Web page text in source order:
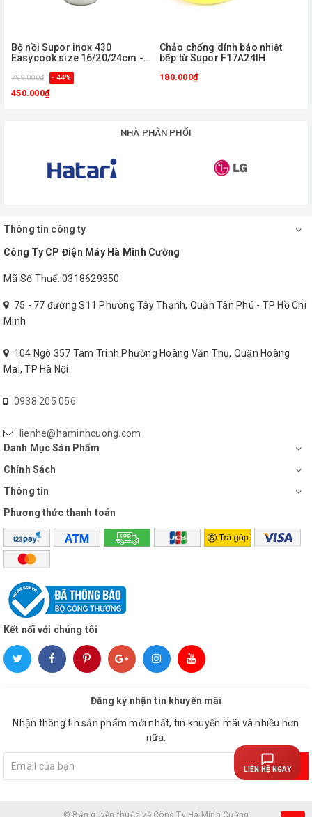
Bộ nồi Supor inox 430
Easycook size 16/20/24cm -
799.000₫ - 44%
450.000₫
Chảo chống dính báo nhiệt
bếp từ Supor F17A24IH
180.000₫
NHÀ PHÂN PHỐI
Thông tin công ty
Công Ty CP Điện Máy Hà Minh Cường
Mã Số Thuế: 0318629350
75 - 77 đường S11 Phường Tây Thạnh, Quận Tân Phú - TP Hồ Chí
Minh
104 Ngõ 357 Tam Trinh Phường Hoàng Văn Thụ, Quận Hoàng
Mai, TP Hà Nội
0938 205 056
lienhe@haminhcuong.com
Danh Mục Sản Phẩm
Chính Sách
Thông tin
Phương thức thanh toán
Kết nối với chúng tôi
Đăng ký nhận tin khuyến mãi
Nhận thông tin sản phẩm mới nhất, tin khuyến mãi và nhiều hơn
nữa.
Đăng ký
© Bản quyền thuộc về Công Ty Hà Minh Cường
LIÊN HỆ NGAY